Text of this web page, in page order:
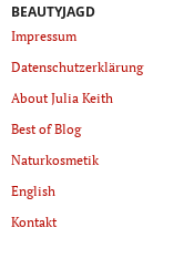
BEAUTYJAGD
Impressum
Datenschutzerklärung
About Julia Keith
Best of Blog
Naturkosmetik
English
Kontakt